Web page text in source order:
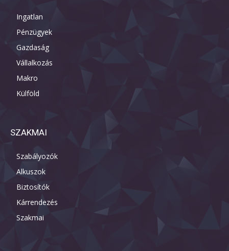
Ingatlan
Pénzügyek
Gazdaság
Vállalkozás
Makro
Külföld
SZAKMAI
Szabályozók
Alkuszok
Biztosítók
Kárrendezés
Szakmai